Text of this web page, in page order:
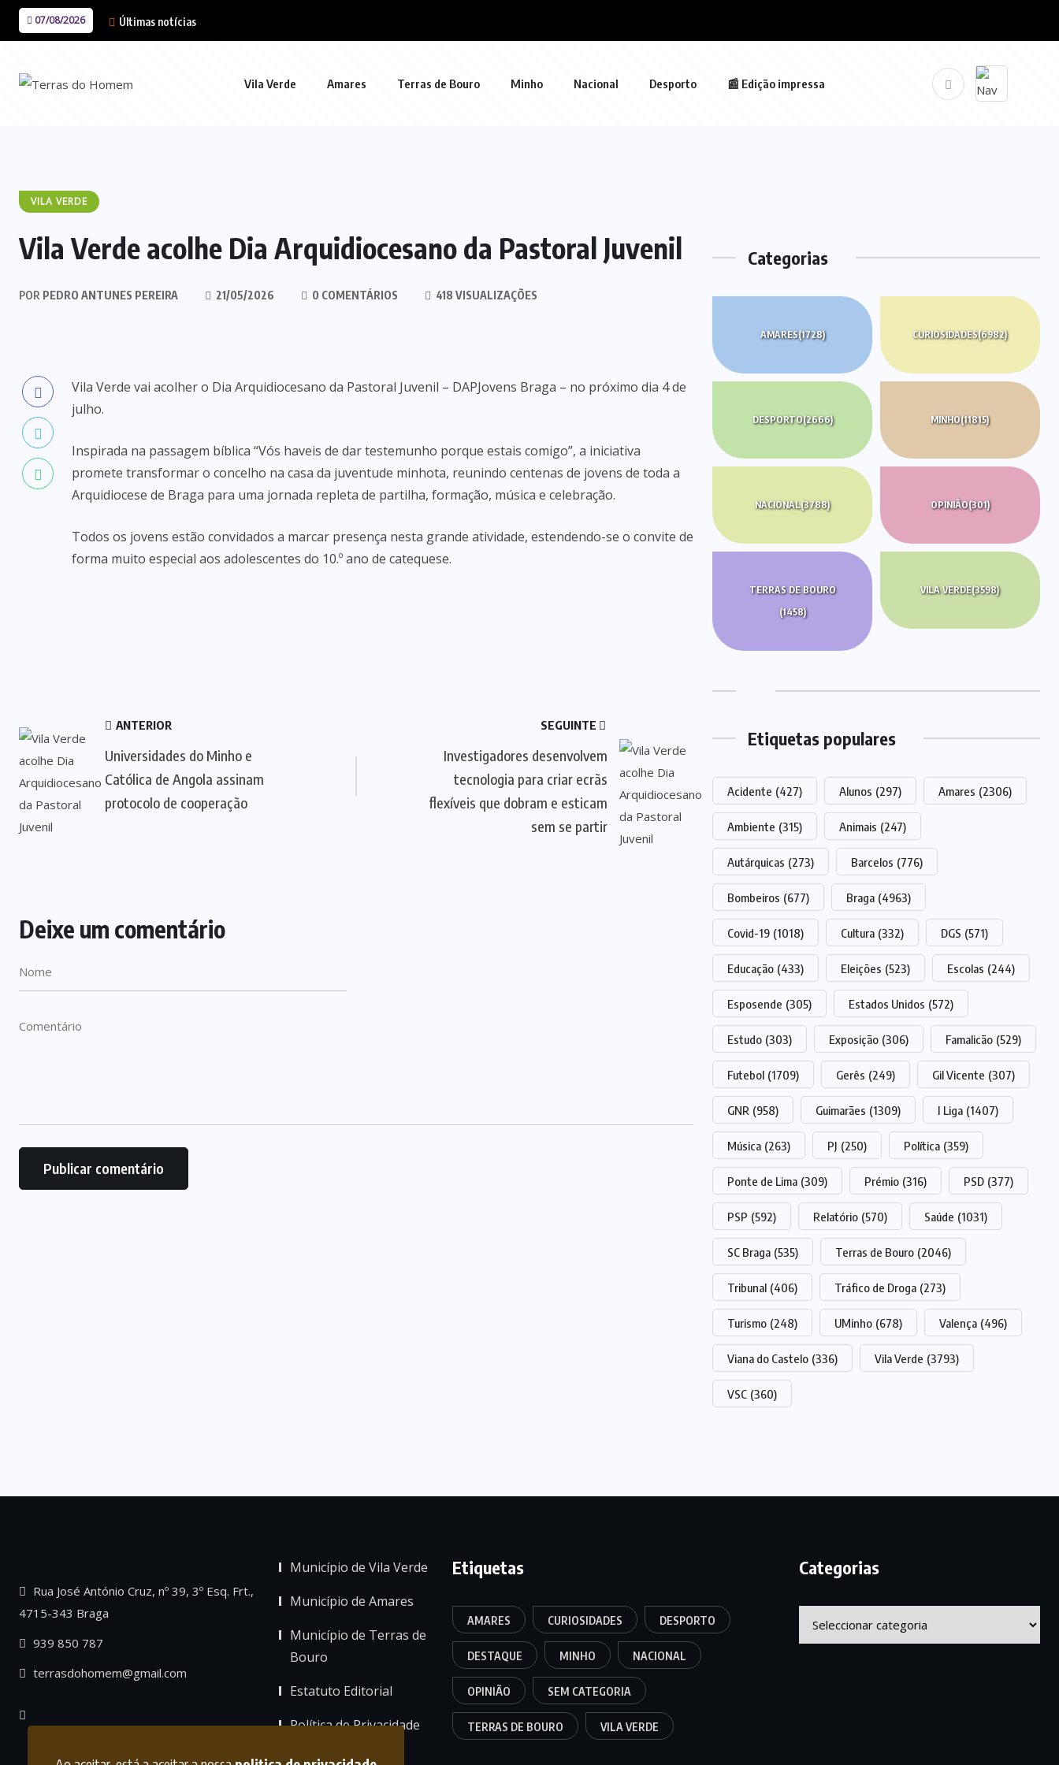
07/08/2026 Últimas notícias
Vila Verde Amares Terras de Bouro Minho Nacional Desporto 📰 Edição impressa
VILA VERDE
Vila Verde acolhe Dia Arquidiocesano da Pastoral Juvenil
POR PEDRO ANTUNES PEREIRA 21/05/2026 0 COMENTÁRIOS 418 VISUALIZAÇÕES
Vila Verde vai acolher o Dia Arquidiocesano da Pastoral Juvenil – DAPJovens Braga – no próximo dia 4 de
julho.
Inspirada na passagem bíblica “Vós haveis de dar testemunho porque estais comigo”, a iniciativa
promete transformar o concelho na casa da juventude minhota, reunindo centenas de jovens de toda a
Arquidiocese de Braga para uma jornada repleta de partilha, formação, música e celebração.
Todos os jovens estão convidados a marcar presença nesta grande atividade, estendendo-se o convite de
forma muito especial aos adolescentes do 10.º ano de catequese.
ANTERIOR
Universidades do Minho e
Católica de Angola assinam
protocolo de cooperação
SEGUINTE
Investigadores desenvolvem
tecnologia para criar ecrãs
flexíveis que dobram e esticam
sem se partir
Deixe um comentário
Categorias
AMARES(1728) CURIOSIDADES(6982)
DESPORTO(2666) MINHO(11815)
NACIONAL(3788) OPINIÃO(301)
TERRAS DE BOURO
(1458)
VILA VERDE(3598)
Etiquetas populares
Acidente (427) Alunos (297) Amares (2306)
Ambiente (315) Animais (247)
Autárquicas (273) Barcelos (776)
Bombeiros (677) Braga (4963)
Covid-19 (1018) Cultura (332) DGS (571)
Educação (433) Eleições (523) Escolas (244)
Esposende (305) Estados Unidos (572)
Estudo (303) Exposição (306) Famalicão (529)
Futebol (1709) Gerês (249) Gil Vicente (307)
GNR (958) Guimarães (1309) I Liga (1407)
Música (263) PJ (250) Política (359)
Ponte de Lima (309) Prémio (316) PSD (377)
PSP (592) Relatório (570) Saúde (1031)
SC Braga (535) Terras de Bouro (2046)
Tribunal (406) Tráfico de Droga (273)
Turismo (248) UMinho (678) Valença (496)
Viana do Castelo (336) Vila Verde (3793)
VSC (360)
Rua José António Cruz, nº 39, 3º Esq. Frt.,
4715-343 Braga
939 850 787
terrasdohomem@gmail.com
Município de Vila Verde
Município de Amares
Município de Terras de
Bouro
Estatuto Editorial
Política de Privacidade
Etiquetas
AMARES CURIOSIDADES DESPORTO
DESTAQUE MINHO NACIONAL
OPINIÃO SEM CATEGORIA
TERRAS DE BOURO VILA VERDE
Categorias